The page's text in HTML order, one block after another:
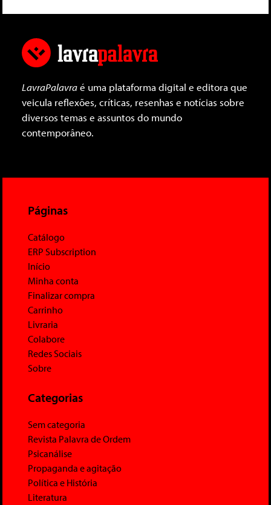
LavraPalavraé uma plataforma digital e editora que
veicula reflexões, críticas, resenhas e notícias sobre
diversos temas e assuntos do mundo
contemporâneo.
Páginas
Catálogo
ERP Subscription
Início
Minha conta
Finalizar compra
Carrinho
Livraria
Colabore
Redes Sociais
Sobre
Categorias
Sem categoria
Revista Palavra de Ordem
Psicanálise
Propaganda e agitação
Política e História
Literatura